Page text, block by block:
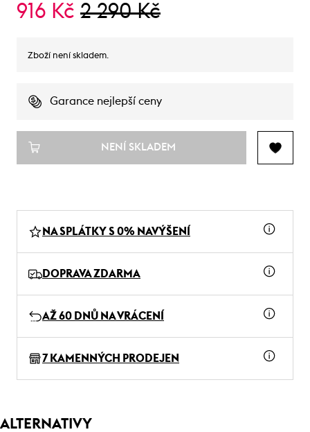
916 Kč 2 290 Kč
Zboží není skladem.
Garance nejlepší ceny
NENÍ SKLADEM
NA SPLÁTKY S 0% NAVÝŠENÍ
DOPRAVA ZDARMA
AŽ 60 DNŮ NA VRÁCENÍ
7 KAMENNÝCH PRODEJEN
ALTERNATIVY